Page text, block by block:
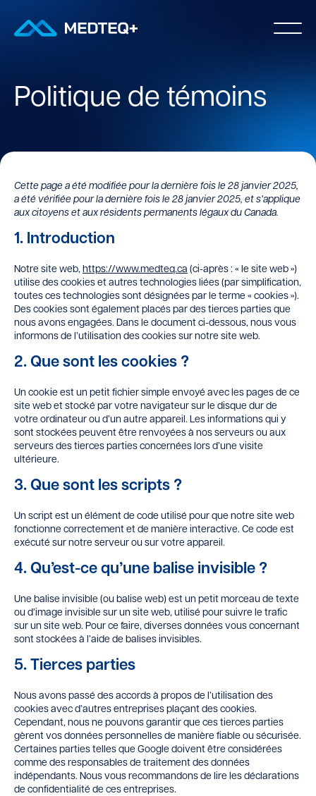
Politique de témoins
Cette page a été modifiée pour la dernière fois le 28 janvier 2025,
a été vérifiée pour la dernière fois le 28 janvier 2025, et s’applique
aux citoyens et aux résidents permanents légaux du Canada.
1. Introduction
Notre site web, https://www.medteq.ca (ci-après : « le site web »)
utilise des cookies et autres technologies liées (par simplification,
toutes ces technologies sont désignées par le terme « cookies »).
Des cookies sont également placés par des tierces parties que
nous avons engagées. Dans le document ci-dessous, nous vous
informons de l’utilisation des cookies sur notre site web.
2. Que sont les cookies ?
Un cookie est un petit fichier simple envoyé avec les pages de ce
site web et stocké par votre navigateur sur le disque dur de
votre ordinateur ou d’un autre appareil. Les informations qui y
sont stockées peuvent être renvoyées à nos serveurs ou aux
serveurs des tierces parties concernées lors d’une visite
ultérieure.
3. Que sont les scripts ?
Un script est un élément de code utilisé pour que notre site web
fonctionne correctement et de manière interactive. Ce code est
exécuté sur notre serveur ou sur votre appareil.
4. Qu’est-ce qu’une balise invisible ?
Une balise invisible (ou balise web) est un petit morceau de texte
ou d’image invisible sur un site web, utilisé pour suivre le trafic
sur un site web. Pour ce faire, diverses données vous concernant
sont stockées à l’aide de balises invisibles.
5. Tierces parties
Nous avons passé des accords à propos de l’utilisation des
cookies avec d’autres entreprises plaçant des cookies.
Cependant, nous ne pouvons garantir que ces tierces parties
gèrent vos données personnelles de manière fiable ou sécurisée.
Certaines parties telles que Google doivent être considérées
comme des responsables de traitement des données
indépendants. Nous vous recommandons de lire les déclarations
de confidentialité de ces entreprises.